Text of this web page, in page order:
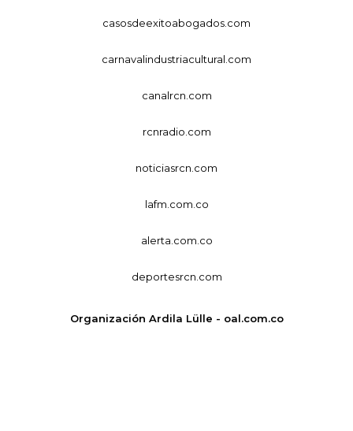
casosdeexitoabogados.com
carnavalindustriacultural.com
canalrcn.com
rcnradio.com
noticiasrcn.com
lafm.com.co
alerta.com.co
deportesrcn.com
Organización Ardila Lülle - oal.com.co